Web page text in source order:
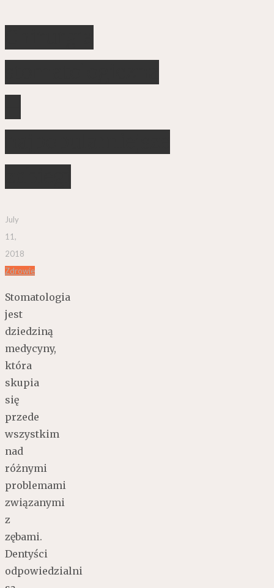
July
11,
2018
Zdrowie
Stomatologia
jest
dziedziną
medycyny,
która
skupia
się
przede
wszystkim
nad
różnymi
problemami
związanymi
z
zębami.
Dentyści
odpowiedzialni